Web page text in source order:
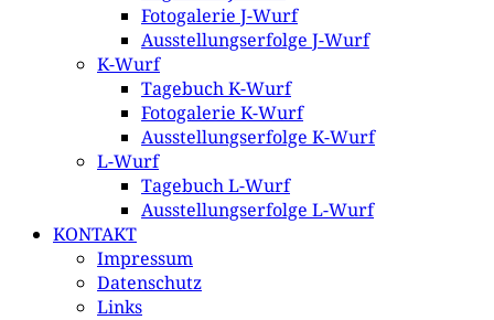
Fotogalerie J-Wurf
Ausstellungserfolge J-Wurf
K-Wurf
Tagebuch K-Wurf
Fotogalerie K-Wurf
Ausstellungserfolge K-Wurf
L-Wurf
Tagebuch L-Wurf
Ausstellungserfolge L-Wurf
KONTAKT
Impressum
Datenschutz
Links